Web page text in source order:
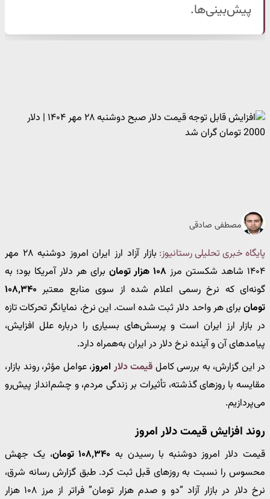
پیش‌بینی‌ها.
مصطفی صادقی
پایگاه خبری تحلیلی رستانیوز:
بازار آزاد ارز ایران امروز دوشنبه ۲۸ مهر
۱۴۰۴ شاهد شکستن مرز
۱۰۸ هزار تومان
برای هر دلار آمریکا بود؛ به
گونه‌ای که نرخ رسمی اعلام شده از سوی منابع معتبر ۱۰۸٬۳۴۰
تومان برای هر واحد دلار ثبت شده است. این نرخ، نمایانگر تحرکات تازه
در بازار ارز ایران است و پرسش‌های بسیاری را درباره علل افزایش،
پیامدهای آن و آینده نرخ دلار در ایران به‌همراه دارد.
در این گزارش، به بررسی کامل قیمت دلارامروز، عوامل مؤثر، روند بازار،
مقایسه با روزهای گذشته، تأثیرات بر زندگی مردم، و چشم‌انداز پیش‌رو
می‌پردازیم.
روند افزایش قیمت دلار امروز
قیمت دلار امروز دوشنبه با رسیدن به ۱۰۸٬۳۴۰ تومان
، یک جهش
محسوس را نسبت به روزهای قبل ثبت کرد. طبق گزارش رسانه شرق،
نرخ دلار در بازار آزاد “دو و صدم هزار تومان” فراتر از مرز ۱۰۸ هزار